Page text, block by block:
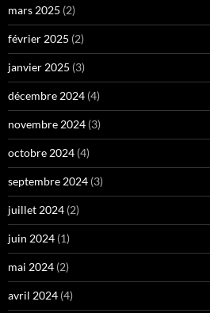
mars 2025 (2)
février 2025 (2)
janvier 2025 (3)
décembre 2024 (4)
novembre 2024 (3)
octobre 2024 (4)
septembre 2024 (3)
juillet 2024 (2)
juin 2024 (1)
mai 2024 (2)
avril 2024 (4)